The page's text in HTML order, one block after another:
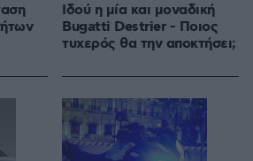
Ιδού η μία και μοναδική
Bugatti Destrier - Ποιος
τυχερός θα την αποκτήσει;